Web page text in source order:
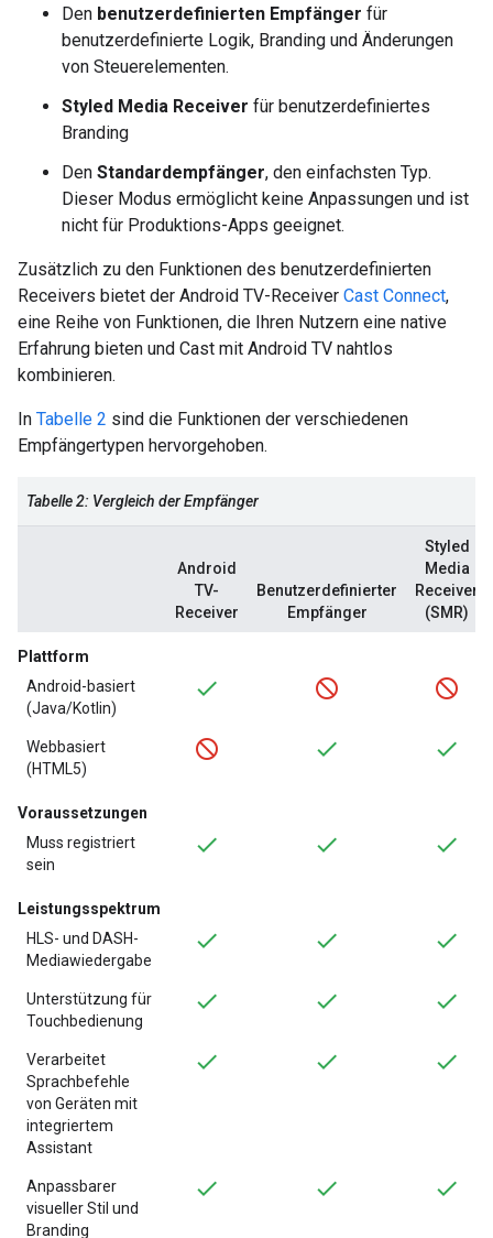
Den benutzerdefinierten Empfänger für
benutzerdefinierte Logik, Branding und Änderungen
von Steuerelementen.
Styled Media Receiver für benutzerdefiniertes
Branding
Den Standardempfänger, den einfachsten Typ.
Dieser Modus ermöglicht keine Anpassungen und ist
nicht für Produktions-Apps geeignet.
Zusätzlich zu den Funktionen des benutzerdefinierten
Receivers bietet der Android TV-Receiver Cast Connect,
eine Reihe von Funktionen, die Ihren Nutzern eine native
Erfahrung bieten und Cast mit Android TV nahtlos
kombinieren.
In Tabelle 2 sind die Funktionen der verschiedenen
Empfängertypen hervorgehoben.
Tabelle 2: Vergleich der Empfänger
Android
TV-
Receiver
Benutzerdefinierter
Empfänger
Styled
Media
Receiver
(SMR)
Plattform
Android-basiert
(Java/Kotlin)
Webbasiert
(HTML5)
Voraussetzungen
Muss registriert
sein
Leistungsspektrum
HLS- und DASH-
Mediawiedergabe
Unterstützung für
Touchbedienung
Verarbeitet
Sprachbefehle
von Geräten mit
integriertem
Assistant
Anpassbarer
visueller Stil und
Branding